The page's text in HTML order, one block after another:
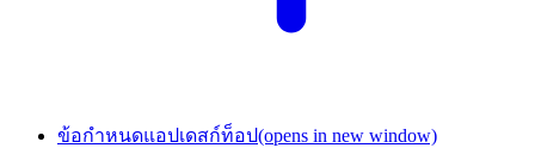
ข้อกำหนดแอปเดสก์ท็อป(opens in new window)